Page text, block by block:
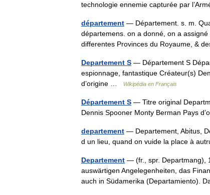
technologie ennemie capturée par
département — Département. s. m.
départemens. on a donné, on a
differentes Provinces du Royaume, &
Departement S — Département S
espionnage, fantastique Créateur(s)
d’origine …
Wikipédia en Français
Département S — Titre original
Dennis Spooner Monty Berman Pays
departement — Departement, Abitus,
d un lieu, quand on vuide la place à
Departement — (fr., spr. Departmang),
auswärtigen Angelegenheiten, das
auch in Südamerika (Departamiento).